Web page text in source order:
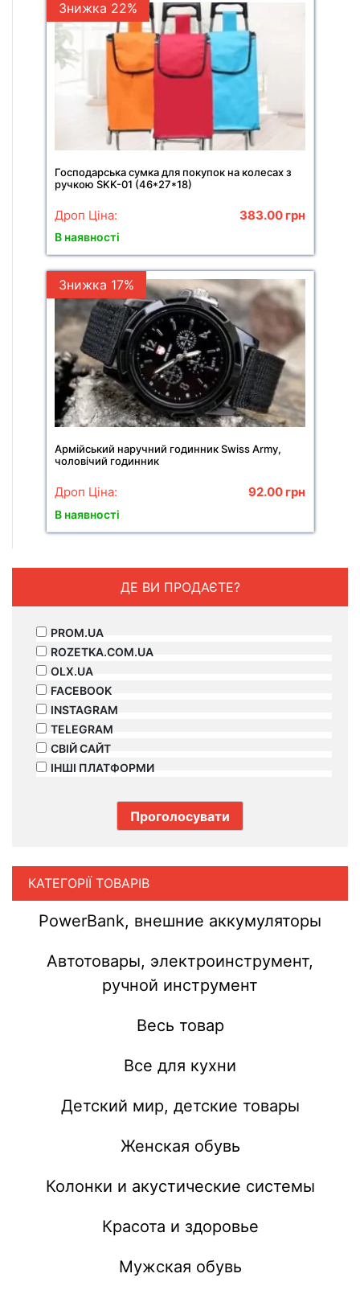
Знижка 22%
Господарська сумка для покупок на колесах з
ручкою SKK-01 (46*27*18)
Дроп Ціна: 383.00 грн
В наявності
Знижка 17%
Армійський наручний годинник Swiss Army,
чоловічий годинник
Дроп Ціна: 92.00 грн
В наявності
ДЕ ВИ ПРОДАЄТЕ?
PROM.UA
ROZETKA.COM.UA
OLX.UA
FACEBOOK
INSTAGRAM
TELEGRAM
СВІЙ САЙТ
ІНШІ ПЛАТФОРМИ
КАТЕГОРІЇ ТОВАРІВ
PowerBank, внешние аккумуляторы
Автотовары, электроинструмент,
ручной инструмент
Весь товар
Все для кухни
Детский мир, детские товары
Женская обувь
Колонки и акустические системы
Красота и здоровье
Мужская обувь